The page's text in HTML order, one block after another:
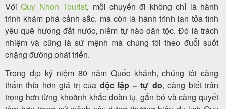
VớiQuy Nhơn Tourist, mỗi chuyến đi không chỉ là hành
trình khám phá cảnh sắc, mà còn là hành trình lan tỏa tình
yêu quê hương đất nước, niềm tự hào dân tộc. Đó là trách
nhiệm và cũng là sứ mệnh mà chúng tôi theo đuổi suốt
chặng đường phát triển.
Trong dịp kỷ niệm 80 năm Quốc khánh, chúng tôi càng
thấm thía hơn giá trị của độc lập – tự do, càng biết trân
trọng hơn từng khoảnh khắc đoàn tụ, gắn bó và càng quyết